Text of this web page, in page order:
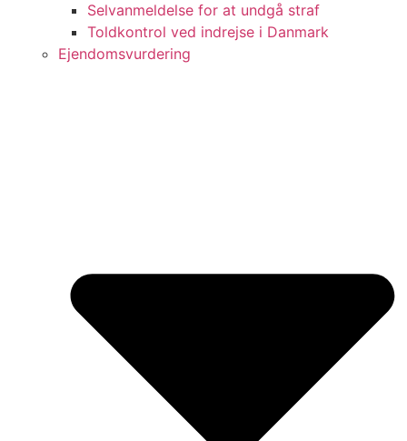
Selvanmeldelse for at undgå straf
Toldkontrol ved indrejse i Danmark
Ejendomsvurdering